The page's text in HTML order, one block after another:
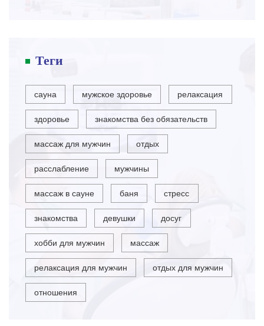
Теги
сауна мужское здоровье релаксация
здоровье знакомства без обязательств
массаж для мужчин отдых
расслабление мужчины
массаж в сауне баня стресс
знакомства девушки досуг
хобби для мужчин массаж
релаксация для мужчин отдых для мужчин
отношения